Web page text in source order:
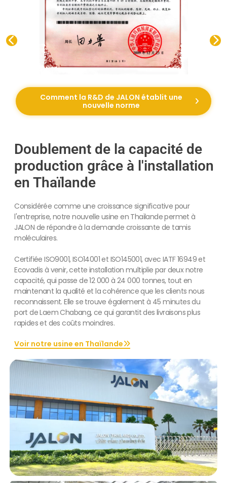
Comment la R&D de JALON établit une
nouvelle norme
Doublement de la capacité de
production grâce à l'installation
en Thaïlande
Considérée comme une croissance significative pour
l'entreprise, notre nouvelle usine en Thaïlande permet à
JALON de répondre à la demande croissante de tamis
moléculaires.
Certifiée ISO9001, ISO14001 et ISO145001, avec IATF 16949 et
Ecovadis à venir, cette installation multiplie par deux notre
capacité, qui passe de 12 000 à 24 000 tonnes, tout en
maintenant la qualité et la cohérence que les clients nous
reconnaissent. Elle se trouve également à 45 minutes du
port de Laem Chabang, ce qui garantit des livraisons plus
rapides et des coûts moindres.
Voir notre usine en Thaïlande